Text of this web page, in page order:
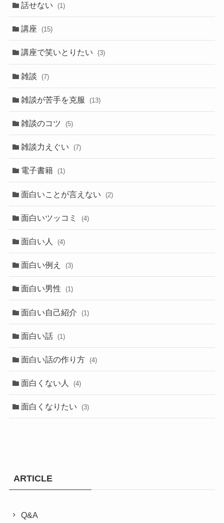
話せない (1)
講座 (15)
講座で笑いとりたい (3)
雑談 (7)
雑談が苦手を克服 (13)
雑談のコツ (5)
雑談力えぐい (7)
電子書籍 (1)
面白いことが言えない (2)
面白いツッコミ (4)
面白い人 (4)
面白い例え (3)
面白い男性 (1)
面白い自己紹介 (1)
面白い話 (1)
面白い話の作り方 (4)
面白くない人 (4)
面白くなりたい (3)
ARTICLE
Q&A